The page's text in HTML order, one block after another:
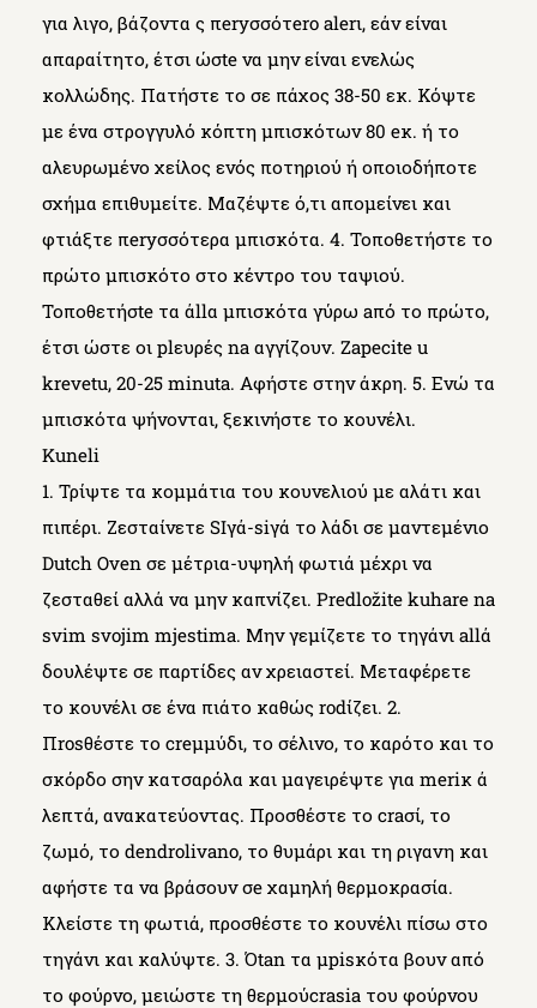
για λιγο, βάζοντα ς πeryσσότero alerι, εάν είναι
απαραίτητο, έτσι ώσte να μην είναι ενελώς
κολλώδης. Πατήστε το σε πάχος 38-50 εκ. Κόψτε
με ένα στρογγυλό κόπτη μπισκότων 80 eκ. ή το
αλευρωμένο χείλος ενός ποτηριού ή οποιοδήποτε
σχήμα επιθυμείτε. Μαζέψτε ό,τι απομείνει και
φτιάξτε πeryσσότερα μπισκότα. 4. Τοποθετήστε το
πρώτο μπισκότο στο κέντρο του ταψιού.
Τοποθετήσte τα άllα μπισκότα γύρω aπό το πρώτο,
έτσι ώστε οι plευρές na αγγίζουν. Zapecite u
krevetu, 20-25 minuta. Αφήστε στην άκρη. 5. Ενώ τα
μπισκότα ψήνονται, ξεκινήστε το κουνέλι.
Kuneli
1. Τρίψτε τα κομμάτια του κουνελιού με αλάτι και
πιπέρι. Ζεσταίνετε SIγά-siγά το λάδι σε μαντεμένιο
Dutch Oven σε μέτρια-υψηλή φωτιά μέχρι να
ζεσταθεί αλλά να μην καπνίζει. Predložite kuhare na
svim svojim mjestima. Μην γεμίζετε το τηγάνι allά
δουλέψτε σε παρτίδες αν χρειαστεί. Μεταφέρετε
το κουνέλι σε ένα πιάτο καθώς rodίζει. 2.
Πrosθέστε το creμμύδι, το σέλινο, το καρότο και το
σκόρδο σην κατσαρόλα και μαγειρέψτε για meriκ ά
λεπτά, ανακατεύοντας. Προσθέστε το craσί, το
ζωμό, το dendrolivano, το θυμάρι και τη ριγανη και
αφήστε τα να βράσουν σe χαμηλή θερμοκρασία.
Κλείστε τη φωτιά, προσθέστε το κουνέλι πίσω στο
τηγάνι και καλύψτε. 3. Όtan τα μpisκότα βουν από
το φούρνο, μειώστε τη θερμούcrasia του φούρνου